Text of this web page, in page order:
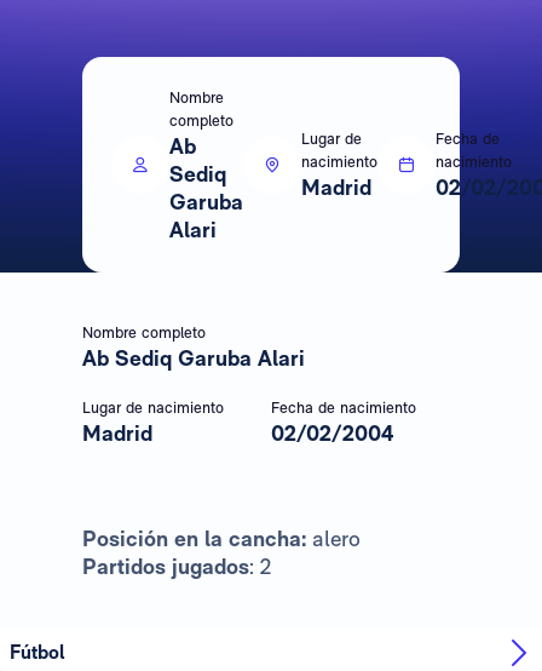
Nombre
completo
Ab
Sediq
Garuba
Alari
Lugar de
nacimiento
Madrid
Fecha de
nacimiento
02/02/
Nombre completo
Ab Sediq Garuba Alari
Lugar de nacimiento
Madrid
Fecha de nacimiento
02/02/2004
Posición en la cancha: alero
Partidos jugados: 2
Fútbol